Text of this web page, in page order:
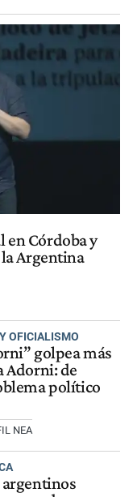
en Córdoba y
Argentina
OFICIALISMO
golpea más
Adorni: de
político
NEA
argentinos